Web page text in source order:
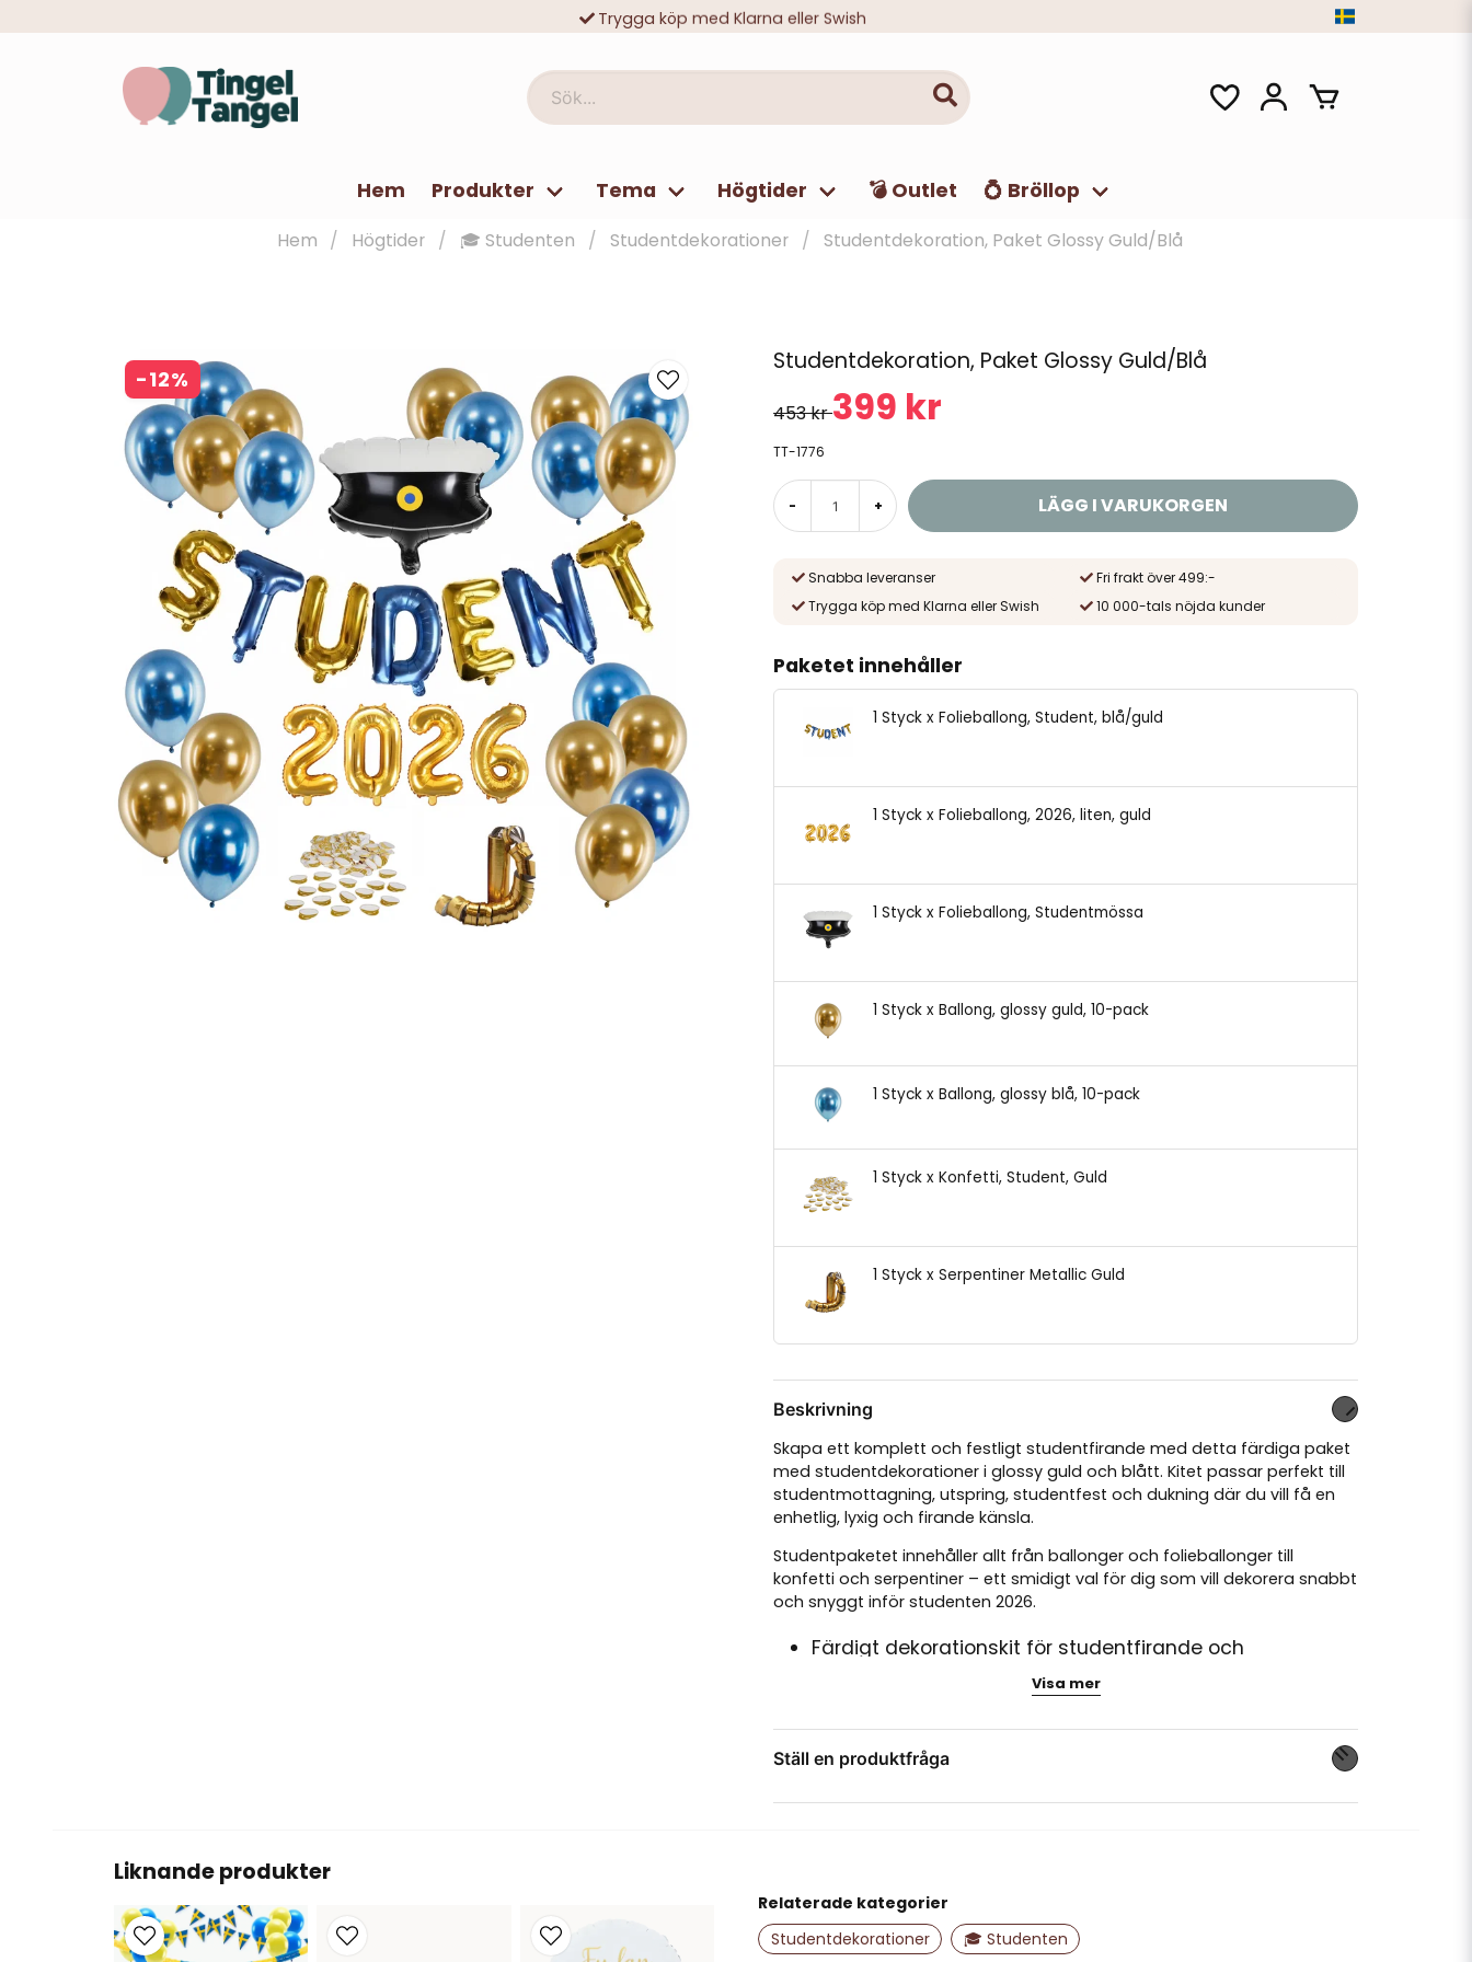
Trygga köp med Klarna eller Swish
Sök...
Hem Produkter Tema Högtider 💣 Outlet 💍 Bröllop
Hem Högtider 🎓 Studenten Studentdekorationer Studentdekoration, Paket Glossy Guld/Blå
-12%
Studentdekoration, Paket Glossy Guld/Blå
453 kr399 kr
TT-1776
- + LÄGG I VARUKORGEN
Snabba leveranser
Fri frakt över 499:-
Trygga köp med Klarna eller Swish
10 000-tals nöjda kunder
Paketet innehåller
1 Styck x Folieballong, Student, blå/guld
1 Styck x Folieballong, 2026, liten, guld
1 Styck x Folieballong, Studentmössa
1 Styck x Ballong, glossy guld, 10-pack
1 Styck x Ballong, glossy blå, 10-pack
1 Styck x Konfetti, Student, Guld
1 Styck x Serpentiner Metallic Guld
Beskrivning
Skapa ett komplett och festligt studentfirande med detta färdiga paket
med studentdekorationer i glossy guld och blått. Kitet passar perfekt till
studentmottagning, utspring, studentfest och dukning där du vill få en
enhetlig, lyxig och firande känsla.
Studentpaketet innehåller allt från ballonger och folieballonger till
konfetti och serpentiner – ett smidigt val för dig som vill dekorera snabbt
och snyggt inför studenten 2026.
Färdigt dekorationskit för studentfirande och
studentballong, 2026-ballonger, latexballonger, konfetti
och serpentiner
Enkel uppblåsning och upphängning med medföljande
tillbehör där det ingår
Passar både hemmafirande och större studentfester
Visa mer
Ställ en produktfråga
name
Namn email
Liknande produkter
Relaterade kategorier
Studentdekorationer
🎓 Studenten